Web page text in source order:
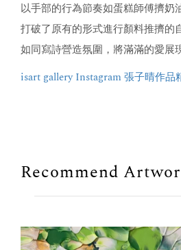
以手部的行為節奏如蛋糕師傅擠奶
打破了原有的形式進行顏料推擠的
如同寫詩營造氛圍，將滿滿的愛展
isart gallery Instagram 張子晴作品
Recommend